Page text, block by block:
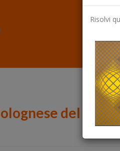
del XVIII
Risolvi